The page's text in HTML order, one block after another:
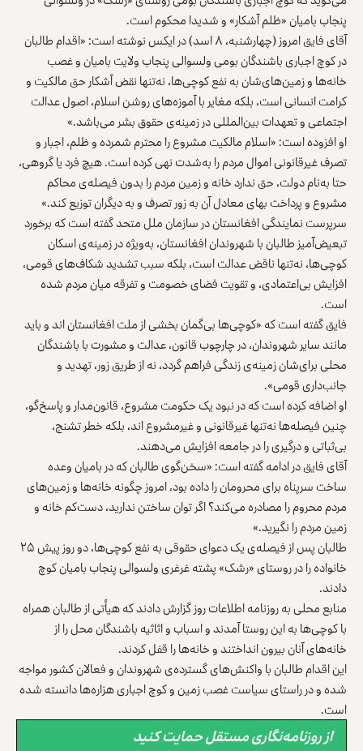
پنجاب بامیان «ظلم آشکار» و شدیدا محکوم است.
آقای فایق امروز (چهارشنبه، ۸ اسد) در ایکس نوشته است: «اقدام طالبان
در کوچ اجباری باشندگان بومی ولسوالی پنجاب ولایت بامیان و غصب
خانه‌ها و زمین‌های‌شان به نفع کوچی‌ها، نه‌تنها نقض آشکار حق مالکیت و
کرامت انسانی است، بلکه مغایر با آموزه‌های روشن اسلام، اصول عدالت
اجتماعی و تعهدات بین‌المللی در زمینه‌ی حقوق بشر می‌باشد.»
او افزوده است: «اسلام مالکیت مشروع را محترم شمرده و ظلم، اجبار و
تصرف غیرقانونی اموال مردم را به‌شدت نهی کرده است. هیچ فرد یا گروهی،
حتا به‌نام دولت، حق ندارد خانه و زمین مردم را بدون فیصله‌ی محاکم
مشروع و پرداخت بهای معادل آن به زور تصرف و به دیگران توزیع کند.»
سرپرست نمایندگی افغانستان در سازمان ملل متحد گفته است که برخورد
تبعیض‌آمیز طالبان با شهروندان افغانستان، به‌ویژه در زمینه‌ی اسکان
کوچی‌ها، نه‌تنها ناقض عدالت است، بلکه سبب تشدید شکاف‌های قومی،
افزایش بی‌اعتمادی، و تقویت فضای خصومت و تفرقه میان مردم شده
است.
فایق گفته است که «کوچی‌ها بی‌گمان بخشی از ملت افغانستان‌ اند و باید
مانند سایر شهروندان، در چارچوب قانون، عدالت و مشورت با باشندگان
محلی برای‌شان زمینه‌ی زندگی فراهم گردد، نه از طریق زور، تهدید و
جانب‌داری قومی».
او اضافه کرده است که در نبود یک حکومت مشروع، قانون‌مدار و پاسخ‌گو،
چنین فیصله‌ها نه‌تنها غیرقانونی و غیرمشروع‌ اند، بلکه خطر تشنج،
بی‌ثباتی و درگیری را در جامعه افزایش می‌دهند.
آقای فایق در ادامه گفته است: «سخن‌گوی طالبان که در بامیان وعده
ساخت سرپناه برای محرومان را داده بود، امروز چگونه خانه‌ها و زمین‌های
مردم محروم را مصادره می‌کند؟ اگر توان ساختن ندارید، دست‌کم خانه و
زمین مردم را نگیرید.»
طالبان پس از فیصله‌ی یک دعوای حقوقی به نفع کوچی‌ها، دو روز پیش ۲۵
خانواده را در روستای «رشک» پشته غرغری ولسوالی پنجاب بامیان کوچ
دادند.
منابع محلی به روزنامه اطلاعات روز گزارش دادند که هیأتی از طالبان همراه
با کوچی‌ها به این روستا آمدند و اسباب و اثاثیه باشندگان محل را از
خانه‌های آنان بیرون انداختند و خانه‌ها را قفل کردند.
این اقدام طالبان با واکنش‌های گسترده‌ی شهروندان و فعالان کشور مواجه
شده و در راستای سیاست غصب زمین و کوچ اجباری هزاره‌ها دانسته شده
است.
از روزنامه‌نگاری مستقل حمایت کنید